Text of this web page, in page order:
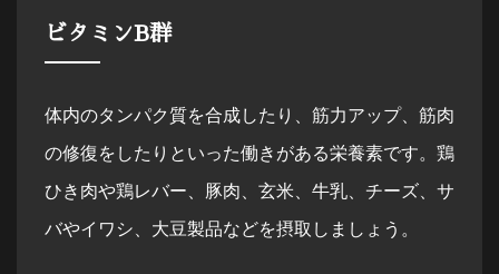
ビタミンB群
体内のタンパク質を合成したり、筋力アップ、筋肉
の修復をしたりといった働きがある栄養素です。鶏
ひき肉や鶏レバー、豚肉、玄米、牛乳、チーズ、サ
バやイワシ、大豆製品などを摂取しましょう。